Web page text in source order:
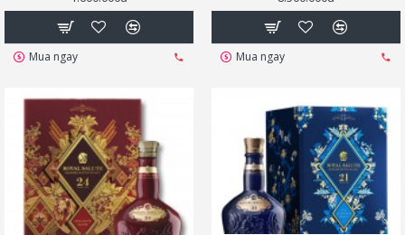
Mua ngay Mua ngay